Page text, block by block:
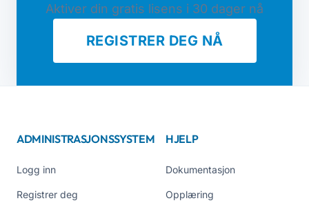
Aktiver din gratis lisens i 30 dager nå
REGISTRER DEG NÅ
ADMINISTRASJONSSYSTEM
Logg inn
Registrer deg
HJELP
Dokumentasjon
Opplæring